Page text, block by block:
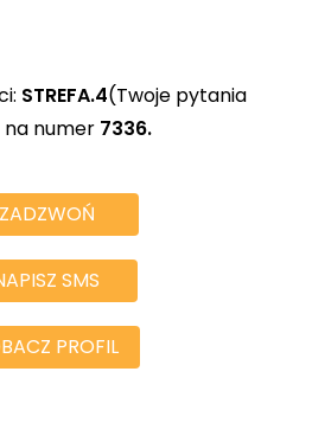
STREFA.4(Twoje pytania
numer 7336.
ZADZWOŃ
SMS
PROFIL